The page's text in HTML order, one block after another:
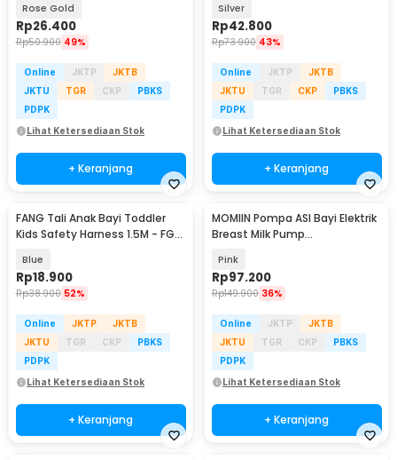
Rose Gold
Rp26.400
Rp50.900 49%
Online JKTP
JKTB
JKTU
TGR CKP
PBKS
PDPK
Lihat Ketersediaan Stok
+ Keranjang
Silver
Rp42.800
Rp73.900 43%
Online JKTP
JKTB
JKTU
TGR CKP
PBKS
PDPK
Lihat Ketersediaan Stok
+ Keranjang
FANG Tali Anak Bayi Toddler
Kids Safety Harness 1.5M - FG-
Blue
Rp18.900
Rp38.900 52%
Online JKTP
JKTB
JKTU
TGR CKP
PBKS
PDPK
Lihat Ketersediaan Stok
+ Keranjang
MOMIIN Pompa ASI Bayi Elektrik
Breast Milk Pump
X901
Pink
Rp97.200
Rp149.900 36%
Online JKTP
JKTB
JKTU
TGR CKP
PBKS
PDPK
Lihat Ketersediaan Stok
+ Keranjang